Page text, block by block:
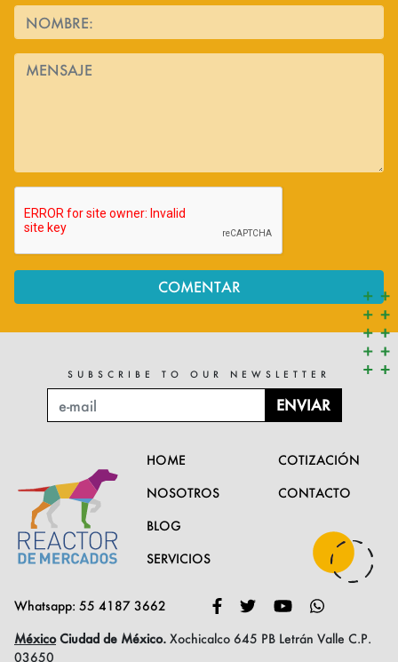
COMENTAR
SUBSCRIBE TO OUR NEWSLETTER
ENVIAR
HOME
NOSOTROS
BLOG
SERVICIOS
COTIZACIÓN
CONTACTO
Whatsapp: 55 4187 3662
México Ciudad de México. Xochicalco 645 PB Letrán Valle C.P.
03650